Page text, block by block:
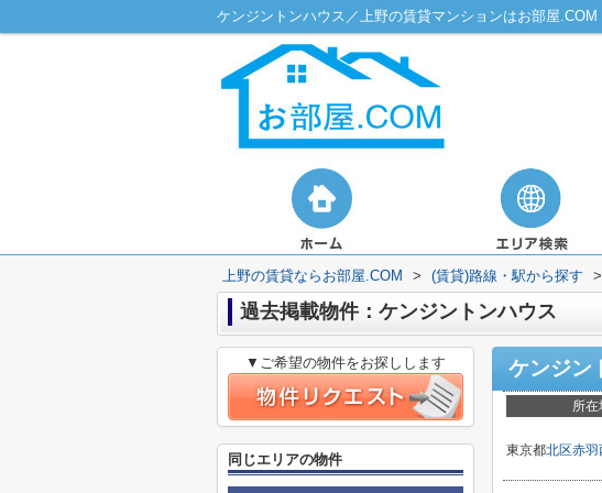
ケンジントンハウス／上野の賃貸マンションはお部屋.COM
上野の賃貸ならお部屋.COM > (賃貸)路線・駅から探す >
過去掲載物件：ケンジントンハウス
ケンジン
所在
東京都北区赤羽
▼ご希望の物件をお探しします
同じエリアの物件